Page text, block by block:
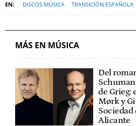
DISCOS MÚSICA TRANSICIÓN ESPAÑOLA
MÁS EN MÚSICA
Del
de Grieg:
Mørk y
Sociedad
Alicante